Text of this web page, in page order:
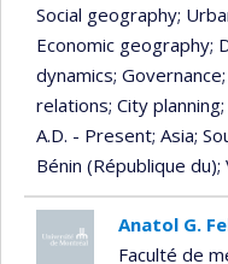
Social geography;
Economic geography;
dynamics; Governance
relations; City planning
A.D. - Present; Asia;
Bénin (République du);
Anatol G.
Faculté de